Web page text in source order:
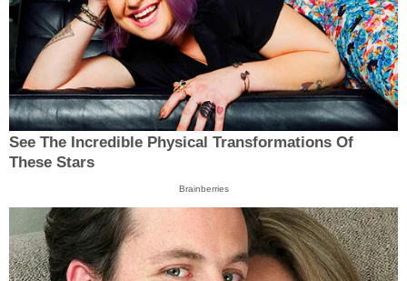
See The Incredible Physical Transformations Of
These Stars
Brainberries